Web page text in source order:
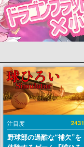
注目度 2431
野球部の過酷な“補欠”を